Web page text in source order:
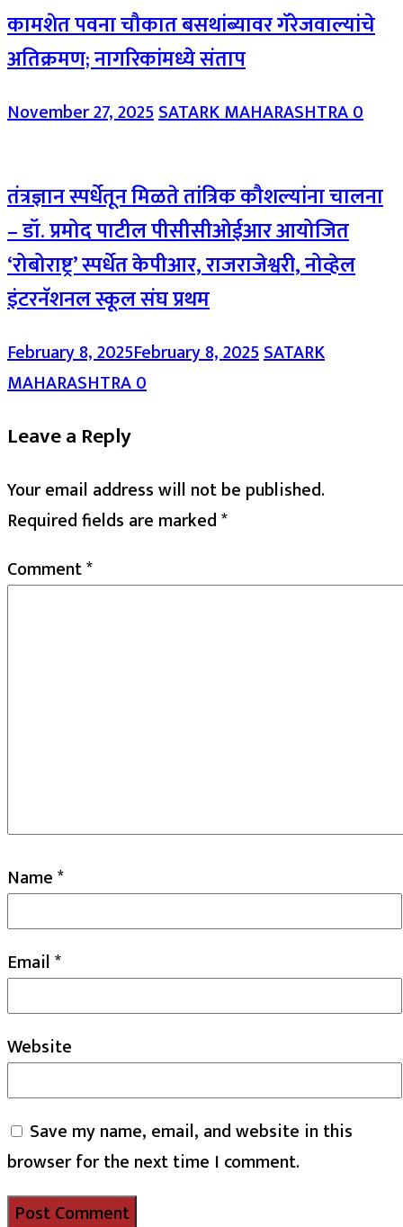
कामशेत पवना चौकात बसथांब्यावर गॅरेजवाल्यांचे
अतिक्रमण; नागरिकांमध्ये संताप
November 27, 2025SATARK MAHARASHTRA0
तंत्रज्ञान स्पर्धेतून मिळते तांत्रिक कौशल्यांना चालना
– डॉ. प्रमोद पाटील पीसीसीओईआर आयोजित
‘रोबोराष्ट्र’ स्पर्धेत केपीआर, राजराजेश्वरी, नोव्हेल
इंटरनॅशनल स्कूल संघ प्रथम
February 8, 2025February 8, 2025SATARK
MAHARASHTRA0
Leave a Reply
Your email address will not be published.
Required fields are marked*
Comment*
Name*
Email*
Website
Save my name, email, and website in this
browser for the next time I comment.